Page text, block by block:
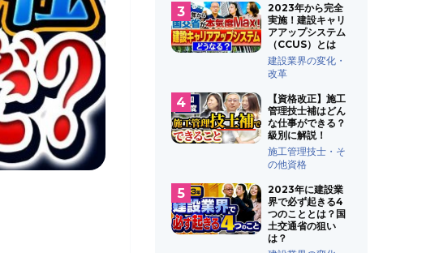
2023年から完全
実施！建設キャリ
アアップシステム
（CCUS）とは
建設業界の変化・
改革
【資格改正】施工
管理技士補はどん
な仕事ができる？
級別に解説！
施工管理技士・そ
の他資格
2023年に建設業
界で必ず起きる4
つのこととは？国
土交通省の狙い
は？